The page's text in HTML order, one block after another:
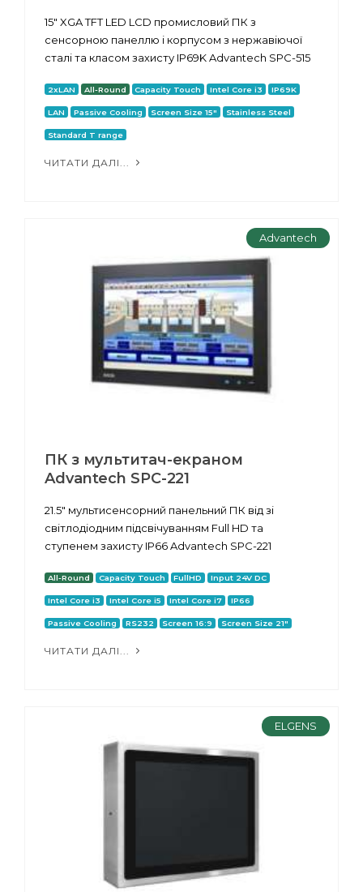
15" XGA TFT LED LCD промисловий ПК з
сенсорною панеллю і корпусом з нержавіючої
сталі та класом захисту IP69K Advantech SPC-515
2xLAN All-Round Capacity Touch Intel Core i3 IP69K
LAN Passive Cooling Screen Size 15" Stainless Steel
Standard T range
ЧИТАТИ ДАЛІ...
Advantech
ПК з мультитач-екраном
Advantech SPC-221
21.5" мультисенсорний панельний ПК від зі
світлодіодним підсвічуванням Full HD та
ступенем захисту IP66 Advantech SPC-221
All-Round Capacity Touch FullHD Input 24V DC
Intel Core i3 Intel Core i5 Intel Core i7 IP66
Passive Cooling RS232 Screen 16:9 Screen Size 21"
ЧИТАТИ ДАЛІ...
ELGENS